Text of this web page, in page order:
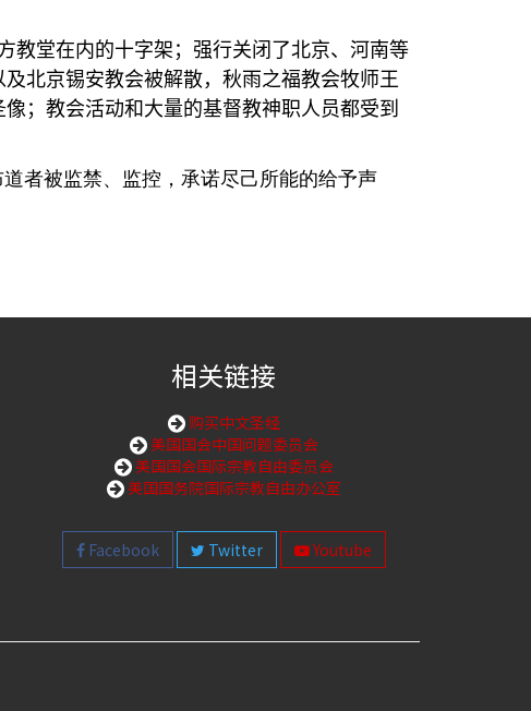
教堂在内的十字架；强行关闭了北京、河南等
北京锡安教会被解散，秋雨之福教会牧师王
；教会活动和大量的基督教神职人员都受到
者被监禁、监控，承诺尽己所能的给予声
相关链接
购买中文圣经
美国国会中国问题委员会
美国国会国际宗教自由委员会
美国国务院国际宗教自由办公室
Facebook Twitter Youtube